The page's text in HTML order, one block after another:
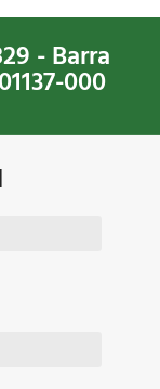
- Barra
000